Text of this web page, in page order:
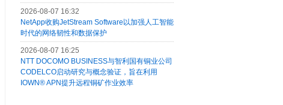
2026-08-07 16:32
NetApp收购JetStream Software以加强人工智能
时代的网络韧性和数据保护
2026-08-07 16:25
NTT DOCOMO BUSINESS与智利国有铜业公司
CODELCO启动研究与概念验证，旨在利用
IOWN® APN提升远程铜矿作业效率